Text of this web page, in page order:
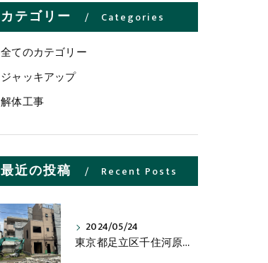
カテゴリー Categories
全てのカテゴリー
ジャッキアップ
解体工事
最近の投稿 Recent Posts
2024/05/24
東京都足立区千住河原町の木造２階建物解体工事の進捗状況です。